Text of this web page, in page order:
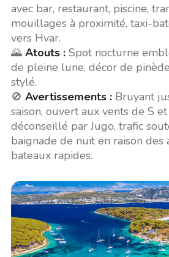
avec bar, restaurant, piscine,
mouillages à proximité, taxi-
vers Hvar.
🌄 Atouts :Spot nocturne
de pleine lune, décor de
stylé.
🚫 Avertissements :Bruyant
saison, ouvert aux vents de S
déconseillé par Jugo, trafic
baignade de nuit en raison des
bateaux rapides.